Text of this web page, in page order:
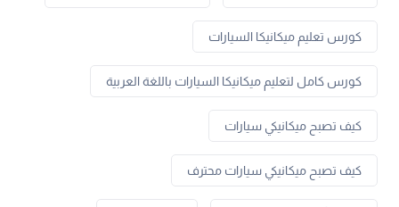
كورس تعليم ميكانيكا السيارات
كورس كامل لتعليم ميكانيكا السيارات باللغة العربية
كيف تصبح ميكانيكي سيارات
كيف تصبح ميكانيكي سيارات محترف